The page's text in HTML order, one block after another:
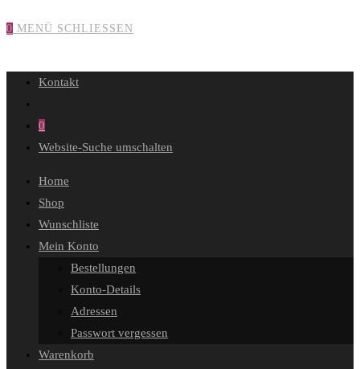
0 MENÜ SCHLIESSEN
Kontakt
0
Website-Suche umschalten
Home
Shop
Wunschliste
Mein Konto
Bestellungen
Konto-Details
Adressen
Passwort vergessen
Warenkorb